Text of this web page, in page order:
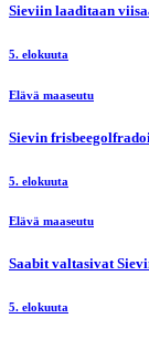
Sieviin laaditaan
5. elokuuta
Elävä maaseutu
Sievin
5. elokuuta
Elävä maaseutu
Saabit valtasivat
5. elokuuta